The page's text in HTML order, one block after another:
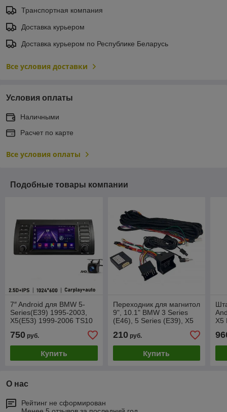
Транспортная компания
Доставка курьером
Доставка курьером по Республике Беларусь
Все условия доставки
Условия оплаты
Наличными
Расчет по карте
Все условия оплаты
Подобные товары компании
7″ Android для BMW 5-
Series(E39) 1995-2003,
X5(E53) 1999-2006 TS10
750 руб.
Купить
Переходник для магнитол
9", 10.1" BMW 3 Series
(E46), 5 Series (E39), X5
(E53) Провода для БМВ
Е46, Е39, Е53
210руб.
Купить
X5
О нас
Рейтинг не сформирован